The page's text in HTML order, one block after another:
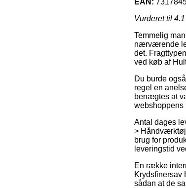
Vurderet til 4.1
Temmelig
nærværende
det.
ved køb af
Du burde
regel en
benægtes at
Antal dages
>
brug for
leveringstid
En række
Krydsfinersav
sådan at de